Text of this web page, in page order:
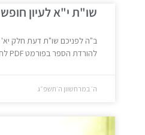
שו"ת י"א לעיון
ב"ה לפניכם שו"ת דעת חלק יא'
להורדת הספר בפורמט PDF לחצו כאן
ה׳ במרחשוון ה׳תשפ״ג